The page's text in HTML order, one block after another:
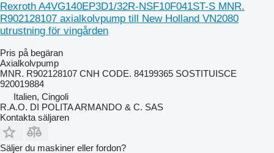
Rexroth A4VG140EP3D1/32R-NSF10F041ST-S MNR.
R902128107 axialkolvpump till New Holland VN2080
utrustning för vingården
Pris på begäran
Axialkolvpump
MNR. R902128107 CNH CODE. 84199365 SOSTITUISCE
920019884
Italien, Cingoli
R.A.O. DI POLITA ARMANDO & C. SAS
Kontakta säljaren
Säljer du maskiner eller fordon?